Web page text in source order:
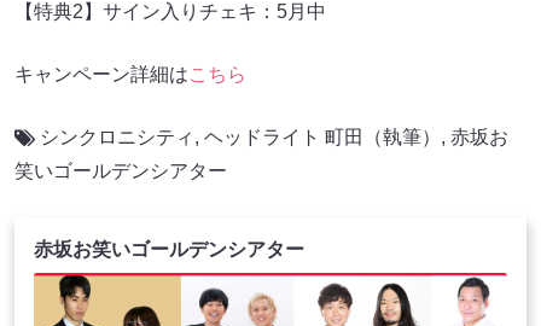
【特典2】サイン入りチェキ：5月中
キャンペーン詳細はこちら
シンクロニシティ , ヘッドライト 町田（執筆） , 赤坂お
笑いゴールデンシアター
赤坂お笑いゴールデンシアター